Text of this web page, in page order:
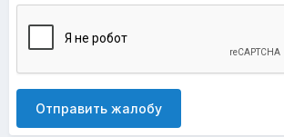
Отправить жалобу